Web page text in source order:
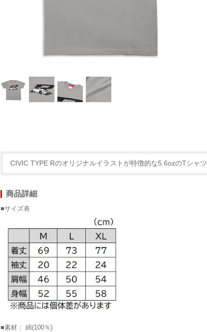
CIVIC TYPE Rのオリジナルイラストが特徴的な5.6ozのTシャツ
商品詳細
■サイズ表
■素材： 綿(100％)